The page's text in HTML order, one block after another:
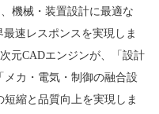
機械・装置設計に最適な
速レスポンスを実現しま
元CADエンジンが、「設計
カ・電気・制御の融合設
縮と品質向上を実現しま